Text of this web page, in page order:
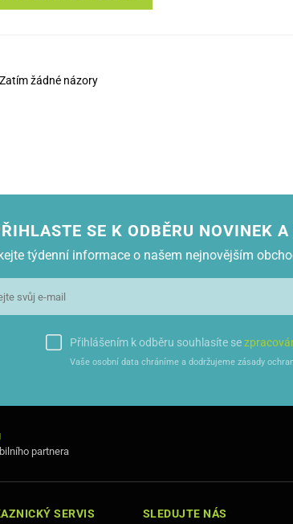
speciální technologie v šitého magnetu pod kryt pouzdra,
kapsu, ideální na karty nebo poznámky.
Zatím žádné názory
SE K ODBĚRU NOVINEK
týdenní informace o našem nejnovějším
Přihlášením k odběru souhlasíte se
Vaše osobní data chráníme a dodržujeme zásady
partnera
SERVIS SLEDUJTE NÁS